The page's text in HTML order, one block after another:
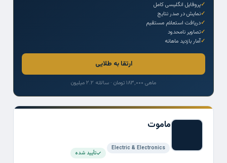
ماموت
Electric & Electronics
تأیید شده
پروفایل انگلیسی کامل
نمایش در صدر نتایج
دریافت استعلام مستقیم
تصاویر نامحدود
آمار بازدید ماهانه
ارتقا به طلایی
ماهی ۱۸۳,۰۰۰ تومان · سالانه ۲.۲ میلیون